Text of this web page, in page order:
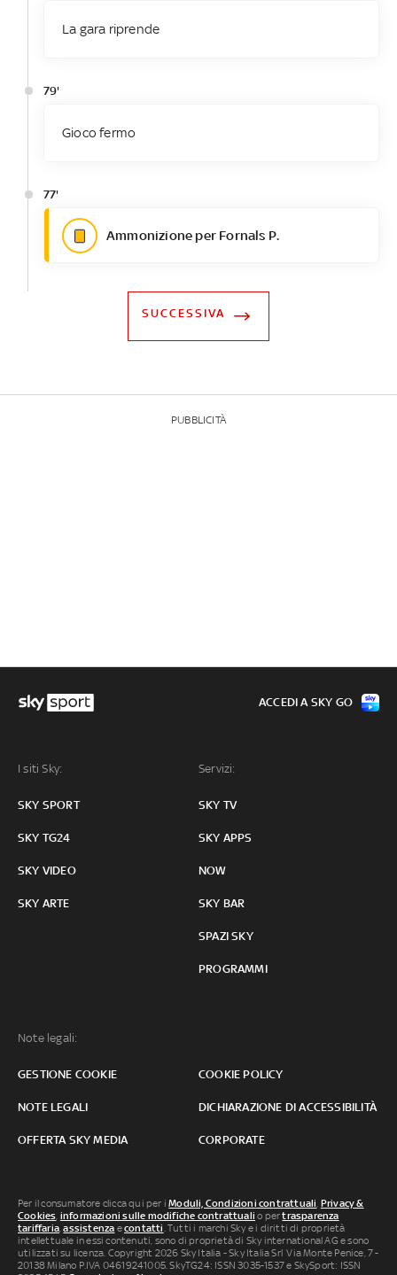
La gara riprende
79'
Gioco fermo
77'
Ammonizione per Fornals P.
SUCCESSIVA
PUBBLICITÀ
I siti Sky:
SKY SPORT
SKY TG24
SKY VIDEO
SKY ARTE
Servizi:
SKY TV
SKY APPS
NOW
SKY BAR
SPAZI SKY
PROGRAMMI
Note legali:
GESTIONE COOKIE COOKIE POLICY
NOTE LEGALI DICHIARAZIONE DI ACCESSIBILITÀ
OFFERTA SKY MEDIA CORPORATE
ACCEDI A SKY GO
Per il consumatore clicca qui per iModuli, Condizioni contrattuali, Privacy &
Cookies, informazioni sulle modifiche contrattuali o pertrasparenza
tariffaria,assistenza econtatti. Tutti i marchi Sky e i diritti di proprietà
intellettuale in essi contenuti, sono di proprietà di Sky international AG e sono
utilizzati su licenza. Copyright 2026 Sky Italia - Sky Italia Srl Via Monte Penice, 7 -
20138 Milano P.IVA 04619241005. SkyTG24: ISSN 3035-1537 e SkySport: ISSN